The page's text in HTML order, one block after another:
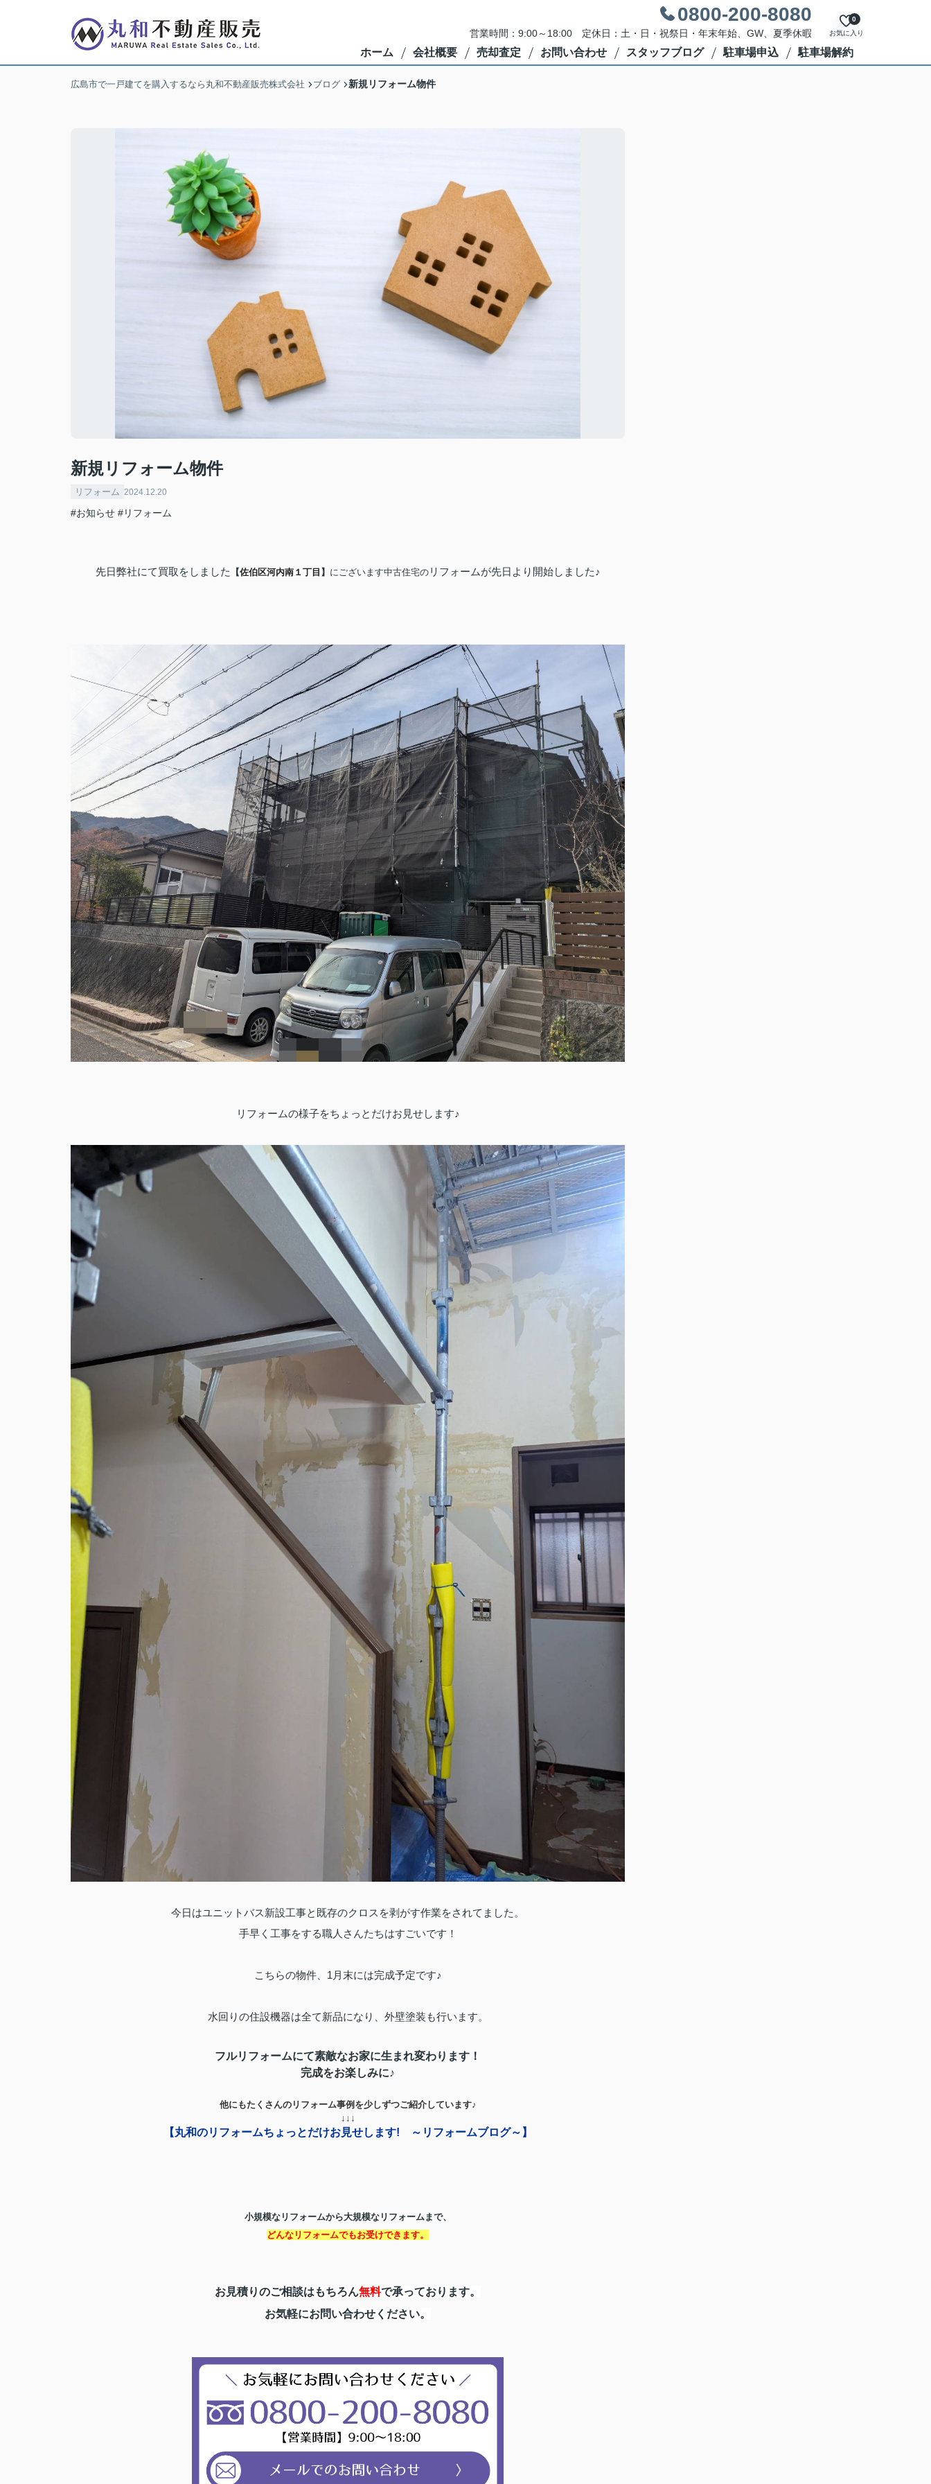
0800-200-8080
営業時間：9:00～18:00 定休日：土・日・祝祭日・年末年始、GW、夏季休暇 お気に入り
0
ホーム 会社概要 売却査定 お問い合わせ スタッフブログ 駐車場申込 駐車場解約
広島市で一戸建てを購入するなら丸和不動産販売株式会社 ブログ 新規リフォーム物件
新規リフォーム物件
リフォーム 2024.12.20
#お知らせ #リフォーム
先日弊社にて買取をしました 【佐伯区河内南１丁目 】 にございます中古住宅のリフォームが先日より開始しました♪
リフォームの様子をちょっとだけお見せします♪
今日はユニットバス新設工事と既存のクロスを剥がす作業をされてました。
手早く工事をする職人さんたちはすごいです！
こちらの物件、1月末には完成予定です♪
水回りの住設機器は全て新品になり、外壁塗装も行います。
フルリフォームにて素敵なお家に生まれ変わります！
完成をお楽しみに♪
他にもたくさんのリフォーム事例を少しずつご紹介しています♪
↓ ↓ ↓
【丸和のリフォームちょっとだけお見せします! ～リフォームブログ～】
小規模なリフォームから大規模なリフォームまで、
どんなリフォームでもお受けできます。
お見積りのご相談はもちろん無料で承っております。
お気軽にお問い合わせください。